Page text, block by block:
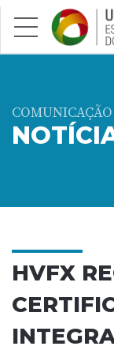
Saltar para
COMUNICAÇÃO
HVFX